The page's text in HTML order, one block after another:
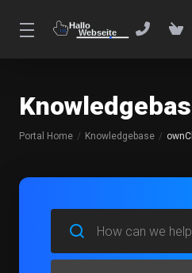
Portal Home Knowledgebase